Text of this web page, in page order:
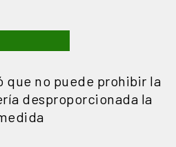
que no puede prohibir la
desproporcionada la